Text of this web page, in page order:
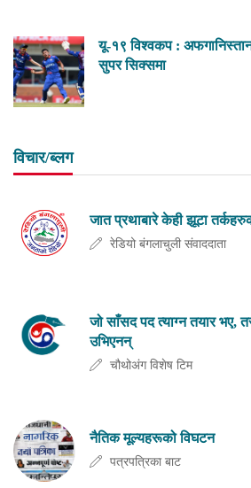
यू-१९ विश्वकप :
सुपर सिक्समा
विचार/ब्लग
जात प्रथाबारे केही झूटा
रेडियो बंगलाचुली संवाददाता
जो साँसद पद त्याग्न तयार भए, तर
उभिएनन्
चौथोअंग विशेष टिम
नैतिक मूल्यहरूको विघटन
पत्रपत्रिका बाट